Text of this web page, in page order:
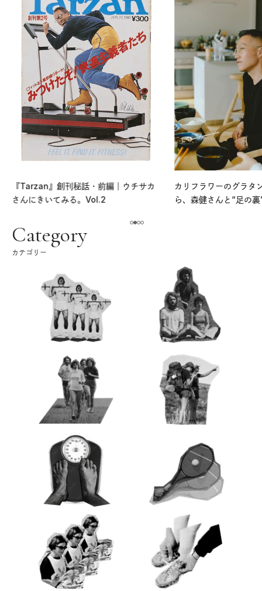
『Tarzan』創刊秘話・前編｜ウチサカ
さんにきいてみる。Vol.2
カリフラワーのグラタ
ら、森健さんと“足の
Category
カテゴリー